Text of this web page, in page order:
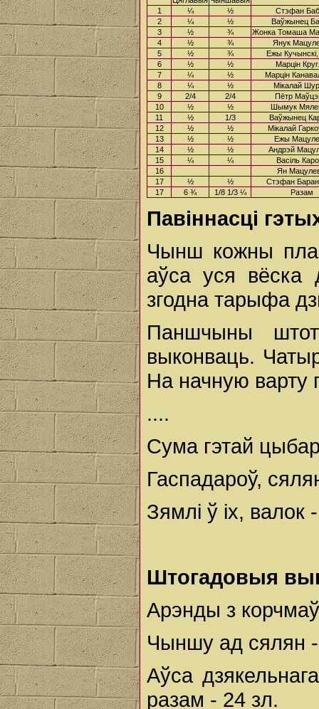
1
¼ ½
Стэфан
2
¼ ½
Ваўжынец
3
½ ¾
Жонка Томаша
4
½ ¾
Янук
5
½ ¾
Ежы
6
½ ½
Марцін
7
¼ ½
Марцін
8
¼ ½
Мікалай
9
2/4 2/4
Пётр
10
½ ½
Шымук
11
½ 1/3
Ваўжынец
12
½ ½
Мікалай
13
½ ½
Ежы
14
½ ½
Андрэй
15
¼ ¼
Васіль
16
Ян
17
½ ½
Стэфан
17
6 ¾ 1/8 1/3 ¼ Разам
Павіннасці
Чынш кожны
аўса уся вёска
згодна тарыфа
Паншчыны
выконваць.
На начную варту
....
Сума гэтай
Гаспадароў,
Зямлі ў іх, валок
Штогадовыя
Арэнды з
Чыншу ад сялян
Аўса
разам - 24 зл.